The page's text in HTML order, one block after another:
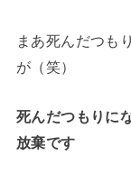
まあ死んだつも
が（笑）
死んだつもりに
放棄です